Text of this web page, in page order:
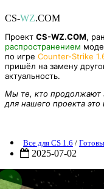
CS-WZ.COM
Проект CS-WZ.COM,
распространением
по игре Counter-Strike
пришёл на замену
актуальность.
Мы те, кто продолжают
для нашего проекта это
Все для CS 1.6 /
2025-07-02